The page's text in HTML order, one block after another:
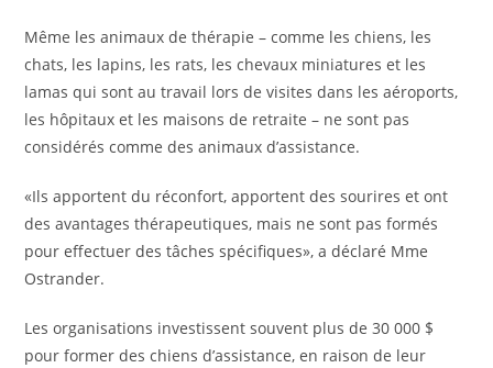
Même les animaux de thérapie – comme les chiens, les
chats, les lapins, les rats, les chevaux miniatures et les
lamas qui sont au travail lors de visites dans les aéroports,
les hôpitaux et les maisons de retraite – ne sont pas
considérés comme des animaux d’assistance.
«Ils apportent du réconfort, apportent des sourires et ont
des avantages thérapeutiques, mais ne sont pas formés
pour effectuer des tâches spécifiques», a déclaré Mme
Ostrander.
Les organisations investissent souvent plus de 30 000 $
pour former des chiens d’assistance, en raison de leur